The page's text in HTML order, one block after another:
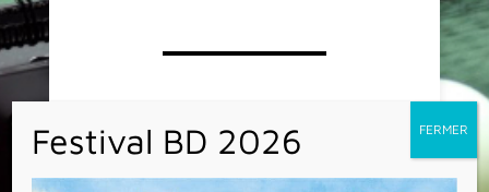
mercredi 16 novembre à l’Open de tennis de
table organisé par l’Ugsel.